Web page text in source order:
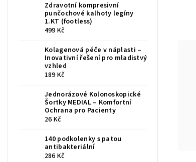
Zdravotní kompresivní
punčochové kalhoty legíny
1.KT (footless)
499 Kč
Kolagenová péče v náplasti –
Inovativní řešení pro mladistvý
vzhled
189 Kč
Jednorázové Kolonoskopické
Šortky MEDIAL – Komfortní
Ochrana pro Pacienty
26 Kč
140 podkolenky s patou
antibakteriální
286 Kč